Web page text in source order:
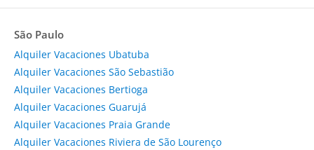
São Paulo
Alquiler Vacaciones Ubatuba
Alquiler Vacaciones São Sebastião
Alquiler Vacaciones Bertioga
Alquiler Vacaciones Guarujá
Alquiler Vacaciones Praia Grande
Alquiler Vacaciones Riviera de São Lourenço